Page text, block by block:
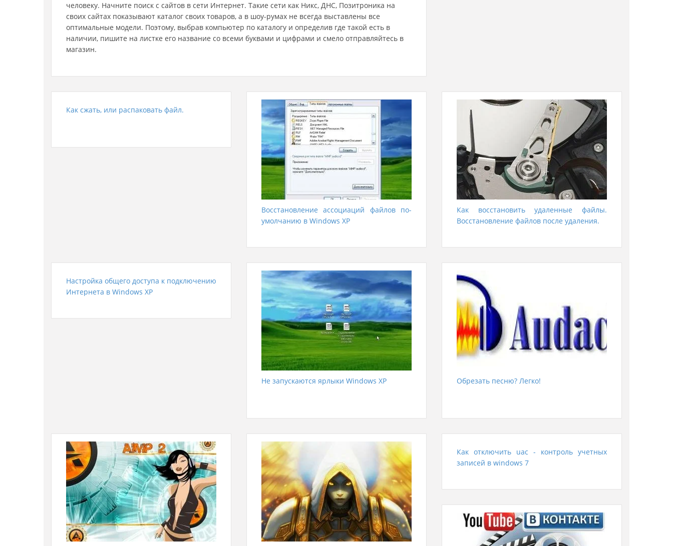
человеку. Начните поиск с сайтов в сети Интернет. Такие сети как Никс, ДНС, Позитроника на
своих сайтах показывают каталог своих товаров, а в шоу-румах не всегда выставлены все
оптимальные модели. Поэтому, выбрав компьютер по каталогу и определив где такой есть в
наличии, пишите на листке его название со всеми буквами и цифрами и смело отправляйтесь в
магазин.
Как сжать, или распаковать файл.
Восстановление ассоциаций файлов по-
умолчанию в Windows XP
Как восстановить удаленные файлы.
Восстановление файлов после удаления.
Настройка общего доступа к подключению
Интернета в Windows XP
Не запускаются ярлыки Windows XP Обрезать песню? Легко!
Как отключить uac - контроль учетных
записей в windows 7